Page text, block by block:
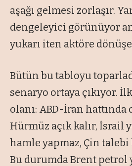
aşağı gelmesi zorlaşır.
dengeleyici görünüyor
yukarı iten aktöre
Bütün bu tabloyu
senaryo ortaya çıkıyor.
olanı: ABD-İran
Hürmüz açık kalır, İsrail
hamle yapmaz, Çin
Bu durumda Brent petrol